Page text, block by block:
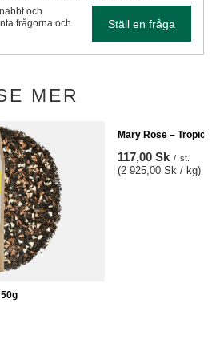
och
frågorna och
Ställ en fråga
MER
Mary Rose –
117,00 Sk / st.
(2 925,00 Sk / kg)